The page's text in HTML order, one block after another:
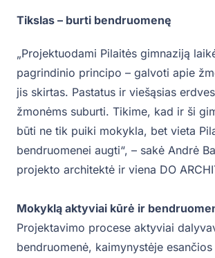
Tikslas – burti bendruomenę
„Projektuodami Pilaitės gimnaziją
pagrindinio principo – galvoti apie
jis skirtas. Pastatus ir viešąsias
žmonėms suburti. Tikime, kad ir ši
būti ne tik puiki mokykla, bet vieta
bendruomenei augti“, – sakė Andrė
projekto architektė ir viena DO
Mokyklą aktyviai kūrė ir
Projektavimo procese aktyviai
bendruomenė, kaimynystėje